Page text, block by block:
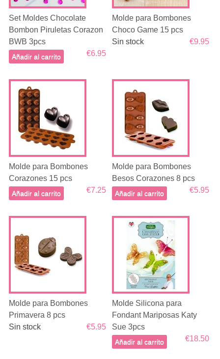
Set Moldes Chocolate
Bombon Piruletas Corazon
BWB 3pcs
€6.95
Añadir al carrito
Molde para Bombones
Choco Game 15 pcs
€9.95
Sin stock
Molde para Bombones
Corazones 15 pcs
€7.25
Añadir al carrito
Molde para Bombones
Besos Corazones 8 pcs
€5.95
Añadir al carrito
Molde para Bombones
Primavera 8 pcs
€5.95
Sin stock
Molde Silicona para
Fondant Mariposas Katy
Sue 3pcs
€18.50
Añadir al carrito